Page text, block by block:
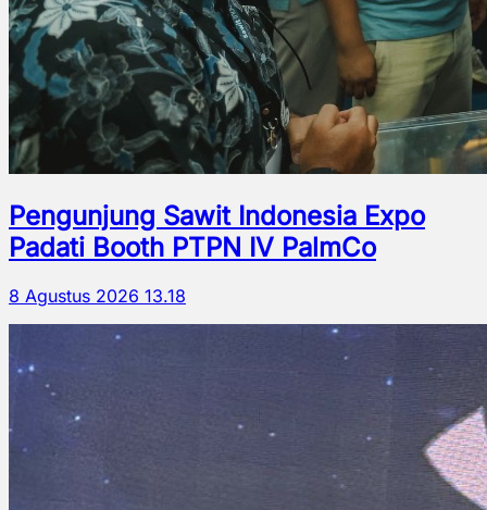
Pengunjung Sawit Indonesia Expo
Padati Booth PTPN IV PalmCo
8 Agustus 2026 13.18